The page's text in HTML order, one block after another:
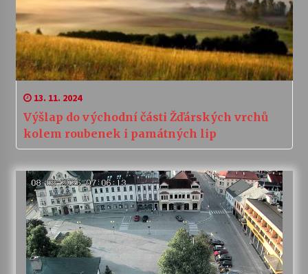
13. 11. 2024
Výšlap do východní části Žďárských vrchů
kolem roubenek i památných lip